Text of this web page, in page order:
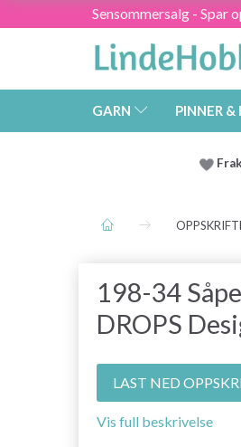
Sensommersalg - Spar
GARN PINNER &
198-34
DROPS
LAST NED
Vis full beskrivelse